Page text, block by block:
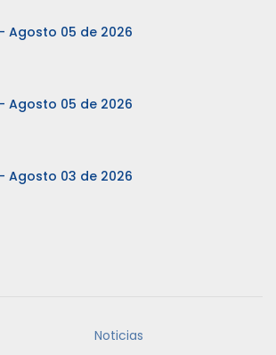
Agosto 05 de 2026
Agosto 05 de 2026
Agosto 03 de 2026
Noticias